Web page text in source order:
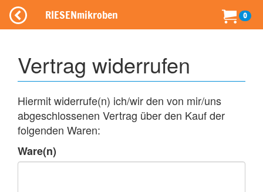
RIESENmikroben 0
Vertrag widerrufen
Hiermit widerrufe(n) ich/wir den von mir/uns
abgeschlossenen Vertrag über den Kauf der
folgenden Waren:
Ware(n)